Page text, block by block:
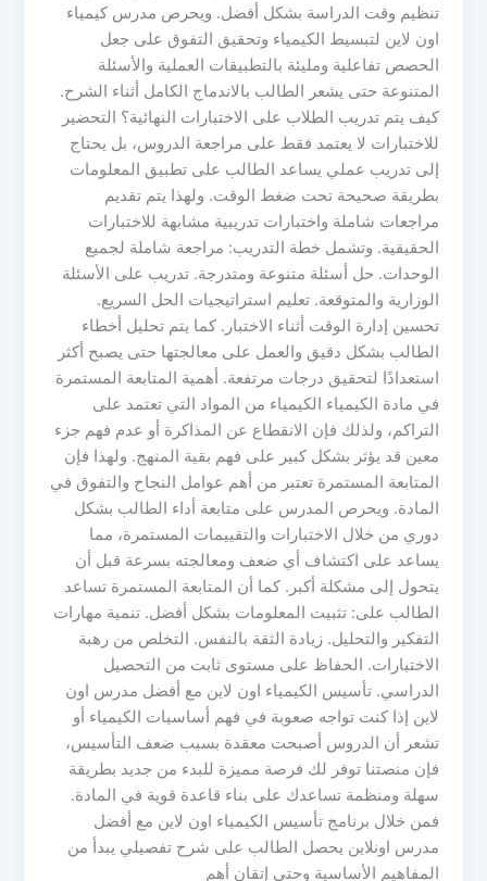
تنظيم وقت الدراسة بشكل أفضل. ويحرص مدرس كيمياء
اون لاين لتبسيط الكيمياء وتحقيق التفوق على جعل
الحصص تفاعلية ومليئة بالتطبيقات العملية والأسئلة
المتنوعة حتى يشعر الطالب بالاندماج الكامل أثناء الشرح.
كيف يتم تدريب الطلاب على الاختبارات النهائية؟ التحضير
للاختبارات لا يعتمد فقط على مراجعة الدروس، بل يحتاج
إلى تدريب عملي يساعد الطالب على تطبيق المعلومات
بطريقة صحيحة تحت ضغط الوقت. ولهذا يتم تقديم
مراجعات شاملة واختبارات تدريبية مشابهة للاختبارات
الحقيقية. وتشمل خطة التدريب: مراجعة شاملة لجميع
الوحدات. حل أسئلة متنوعة ومتدرجة. تدريب على الأسئلة
الوزارية والمتوقعة. تعليم استراتيجيات الحل السريع.
تحسين إدارة الوقت أثناء الاختبار. كما يتم تحليل أخطاء
الطالب بشكل دقيق والعمل على معالجتها حتى يصبح أكثر
استعدادًا لتحقيق درجات مرتفعة. أهمية المتابعة المستمرة
في مادة الكيمياء الكيمياء من المواد التي تعتمد على
التراكم، ولذلك فإن الانقطاع عن المذاكرة أو عدم فهم جزء
معين قد يؤثر بشكل كبير على فهم بقية المنهج. ولهذا فإن
المتابعة المستمرة تعتبر من أهم عوامل النجاح والتفوق في
المادة. ويحرص المدرس على متابعة أداء الطالب بشكل
دوري من خلال الاختبارات والتقييمات المستمرة، مما
يساعد على اكتشاف أي ضعف ومعالجته بسرعة قبل أن
يتحول إلى مشكلة أكبر. كما أن المتابعة المستمرة تساعد
الطالب على: تثبيت المعلومات بشكل أفضل. تنمية مهارات
التفكير والتحليل. زيادة الثقة بالنفس. التخلص من رهبة
الاختبارات. الحفاظ على مستوى ثابت من التحصيل
الدراسي. تأسيس الكيمياء اون لاين مع أفضل مدرس اون
لاين إذا كنت تواجه صعوبة في فهم أساسيات الكيمياء أو
تشعر أن الدروس أصبحت معقدة بسبب ضعف التأسيس،
فإن منصتنا توفر لك فرصة مميزة للبدء من جديد بطريقة
سهلة ومنظمة تساعدك على بناء قاعدة قوية في المادة.
فمن خلال برنامج تأسيس الكيمياء اون لاين مع أفضل
مدرس اونلاين يحصل الطالب على شرح تفصيلي يبدأ من
المفاهيم الأساسية وحتى إتقان أهم